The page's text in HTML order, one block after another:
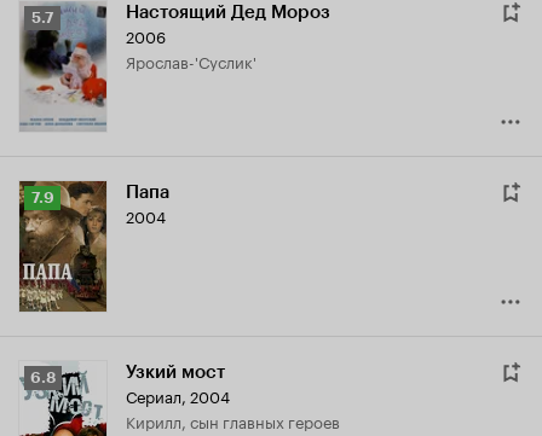
Рейтинг
Кинопоиска
5.7
5.7 Настоящий Дед Мороз
2006
Ярослав-'Суслик'
Рейтинг
Кинопоиска
7.9
7.9 Папа
2004
Рейтинг
Кинопоиска
6.8
6.8 Узкий мост
Сериал, 2004
Кирилл, сын главных героев